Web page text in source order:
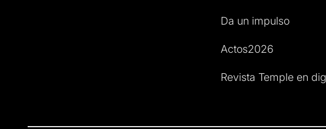
Da un impulso
Actos2026
Revista Temple en